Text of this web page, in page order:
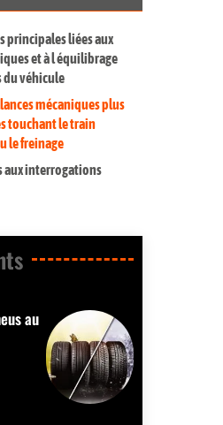
principales liées aux
et à l équilibrage
du véhicule
mécaniques plus
touchant le train
le freinage
aux interrogations
au